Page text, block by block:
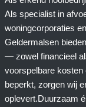
Als specialist in
woningcorporaties
Geldermalsen
— zowel financieel
voorspelbare kosten
beperkt, zorgen wij
oplevert.Duurzaam